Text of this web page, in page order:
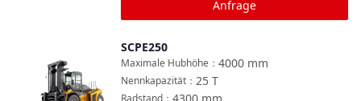
Anfrage
SCPE250
4000 mm
Maximale Hubhöhe ：
25 T
Nennkapazität ：
Radstand ：